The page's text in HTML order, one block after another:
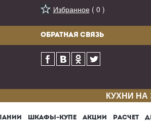
Избранное( 0 )
ОБРАТНАЯ СВЯЗЬ
КУХНИ
ШКАФЫ-КУПЕ АКЦИИ РАСЧЕТ